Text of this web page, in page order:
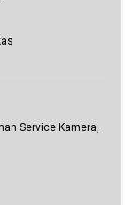
Service Kamera,